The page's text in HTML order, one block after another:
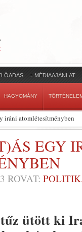
MÉDIAAJÁNLAT
HAGYOMÁNY
iráni atomlétesítményben
EGY
ROVAT:
ütött ki